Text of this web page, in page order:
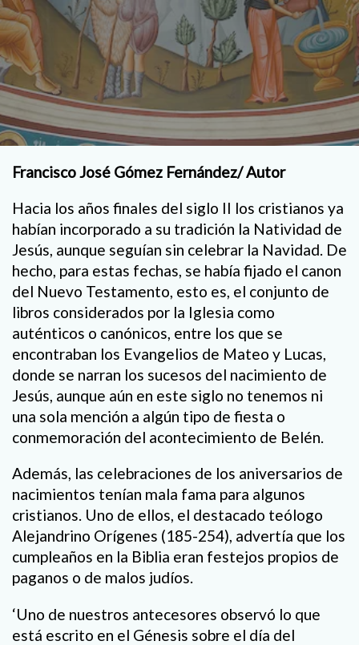
Francisco José Gómez Fernández/ Autor
Hacia los años finales del siglo II los cristianos ya
habían incorporado a su tradición la Natividad de
Jesús, aunque seguían sin celebrar la Navidad. De
hecho, para estas fechas, se había fijado el canon
del Nuevo Testamento, esto es, el conjunto de
libros considerados por la Iglesia como
auténticos o canónicos, entre los que se
encontraban los Evangelios de Mateo y Lucas,
donde se narran los sucesos del nacimiento de
Jesús, aunque aún en este siglo no tenemos ni
una sola mención a algún tipo de fiesta o
conmemoración del acontecimiento de Belén.
Además, las celebraciones de los aniversarios de
nacimientos tenían mala fama para algunos
cristianos. Uno de ellos, el destacado teólogo
Alejandrino Orígenes (185-254), advertía que los
cumpleaños en la Biblia eran festejos propios de
paganos o de malos judíos.
‘Uno de nuestros antecesores observó lo que
está escrito en el Génesis sobre el día del